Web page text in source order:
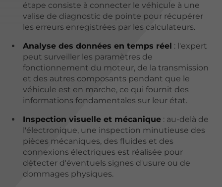
étape consiste à connecter le véhicule à une
valise de diagnostic de pointe pour récupérer
les erreurs enregistrées par les calculateurs.
Analyse des données en temps réel : l'expert
peut surveiller les paramètres de
fonctionnement du moteur, de la transmission
et des autres composants pendant que le
véhicule est en marche, ce qui fournit des
informations fondamentales sur leur état.
Inspection visuelle et mécanique: au-delà de
l'électronique, une inspection minutieuse des
pièces mécaniques, des fluides et des
connexions électriques est réalisée pour
détecter d'éventuels signes d'usure ou de
dommages physiques.